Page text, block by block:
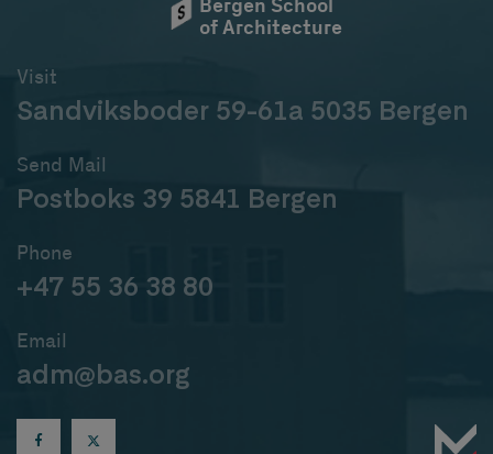
Bergen School
of Architecture
Visit
Sandviksboder 59-61a 5035 Bergen
Send Mail
Postboks 39 5841 Bergen
Phone
+47 55 36 38 80
Email
adm@bas.org